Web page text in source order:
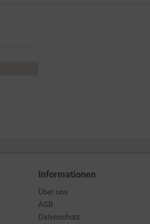
Informationen
Über uns
AGB
Datenschutz